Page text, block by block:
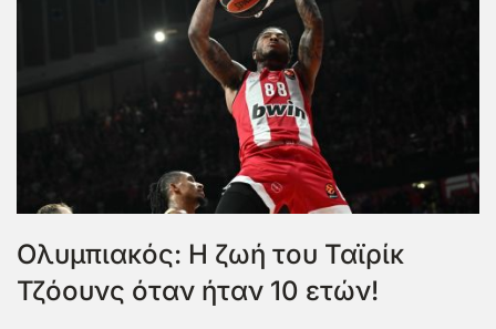
Oλυμπιακός: Η ζωή του Ταϊρίκ
Τζόουνς όταν ήταν 10 ετών!